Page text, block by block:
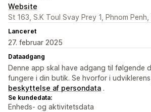
Website
St 163, S.K Toul Svay Prey 1, Phnom Penh,
Lanceret
27. februar 2025
Dataadgang
Denne app skal have adgang til følgende
fungere i din butik. Se hvorfor i udviklerens
beskyttelse af persondata .
Se kundedata:
Enheds- og aktivitetsdata